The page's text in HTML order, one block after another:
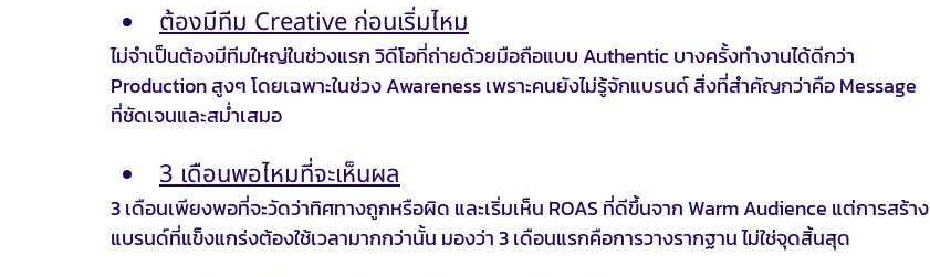
ต้องมีทีม Creative ก่อนเริ่มไหม
ไม่จำเป็นต้องมีทีมใหญ่ในช่วงแรก วิดีโอที่ถ่ายด้วยมือถือแบบ Authentic บางครั้งทำงานได้ดีกว่า
Production สูงๆ โดยเฉพาะในช่วง Awareness เพราะคนยังไม่รู้จักแบรนด์ สิ่งที่สำคัญกว่าคือ Message
ที่ชัดเจนและสม่ำเสมอ
3 เดือนพอไหมที่จะเห็นผล
3 เดือนเพียงพอที่จะวัดว่าทิศทางถูกหรือผิด และเริ่มเห็น ROAS ที่ดีขึ้นจาก Warm Audience แต่การสร้าง
แบรนด์ที่แข็งแกร่งต้องใช้เวลามากกว่านั้น มองว่า 3 เดือนแรกคือการวางรากฐาน ไม่ใช่จุดสิ้นสุด